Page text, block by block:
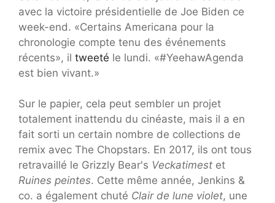
avec la victoire présidentielle de Joe Biden ce
week-end. «Certains Americana pour la
chronologie compte tenu des événements
récents», il tweeté le lundi. «#YeehawAgenda
est bien vivant.»
Sur le papier, cela peut sembler un projet
totalement inattendu du cinéaste, mais il a en
fait sorti un certain nombre de collections de
remix avec The Chopstars. En 2017, ils ont tous
retravaillé le Grizzly Bear's Veckatimest et
Ruines peintes. Cette même année, Jenkins &
co. a également chuté Clair de lune violet, une